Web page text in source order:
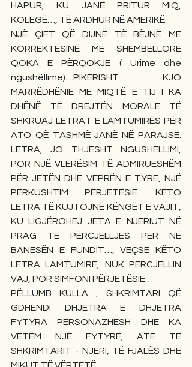
HAPUR, KU JANË PRITUR MIQ,
KOLEGË…, TË ARDHUR NË AMERIKË.
NJË ÇIFT QË DIJNË TË BËJNË ME
KORREKTËSINË MË SHEMBËLLORE
QOKA E PËRQOKJE ( Urime dhe
ngushëllime)…PIKËRISHT KJO
MARRËDHËNIE ME MIQTË E TIJ I KA
DHËNË TË DREJTËN MORALE TË
SHKRUAJ LETRAT E LAMTUMIRËS PËR
ATO QË TASHMË JANË NË PARAJSË.
LETRA, JO THJESHT NGUSHËLLIMI,
POR NJË VLERËSIM TË ADMIRUESHËM
PËR JETËN DHE VEPRËN E TYRE, NJË
PËRKUSHTIM PËRJETËSIE. KËTO
LETRA TË KUJTOJNË KËNGËT E VAJIT,
KU LIGJËROHEJ JETA E NJERIUT NË
PRAG TË PËRCJELLJES PËR NË
BANESËN E FUNDIT…, VEÇSE KËTO
LETRA LAMTUMIRE, NUK PËRCJELLIN
VAJ, POR SIMFONI PËRJETËSIE…
PËLLUMB KULLA , SHKRIMTARI QË
GDHENDI DHJETRA E DHJETRA
FYTYRA PERSONAZHESH DHE KA
VETËM NJË FYTYRË, ATË TË
SHKRIMTARIT - NJERI, TË FJALËS DHE